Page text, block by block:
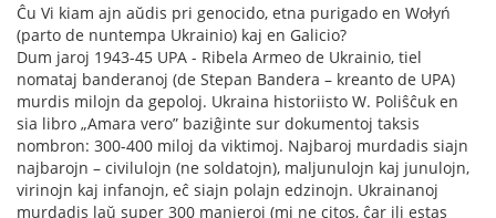
Ĉu Vi kiam ajn aŭdis pri genocido, etna purigado en Wołyń
(parto de nuntempa Ukrainio) kaj en Galicio?
Dum jaroj 1943-45 UPA - Ribela Armeo de Ukrainio, tiel
nomataj banderanoj (de Stepan Bandera – kreanto de UPA)
murdis milojn da gepoloj. Ukraina historiisto W. Poliŝĉuk en
sia libro „Amara vero” baziĝinte sur dokumentoj taksis
nombron: 300-400 miloj da viktimoj. Najbaroj murdadis siajn
najbarojn – civilulojn (ne soldatojn), maljunulojn kaj junulojn,
virinojn kaj infanojn, eĉ siajn polajn edzinojn. Ukrainanoj
murdadis laŭ super 300 manieroj (mi ne citos, ĉar ili estas